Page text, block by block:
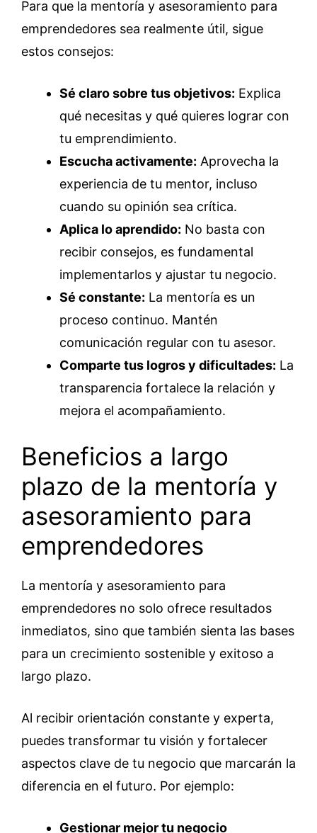
Para que la mentoría y asesoramiento para
emprendedores sea realmente útil, sigue
estos consejos:
Sé claro sobre tus objetivos: Explica
qué necesitas y qué quieres lograr con
tu emprendimiento.
Escucha activamente: Aprovecha la
experiencia de tu mentor, incluso
cuando su opinión sea crítica.
Aplica lo aprendido: No basta con
recibir consejos, es fundamental
implementarlos y ajustar tu negocio.
Sé constante: La mentoría es un
proceso continuo. Mantén
comunicación regular con tu asesor.
Comparte tus logros y dificultades: La
transparencia fortalece la relación y
mejora el acompañamiento.
Beneficios a largo
plazo de la mentoría y
asesoramiento para
emprendedores
La mentoría y asesoramiento para
emprendedores no solo ofrece resultados
inmediatos, sino que también sienta las bases
para un crecimiento sostenible y exitoso a
largo plazo.
Al recibir orientación constante y experta,
puedes transformar tu visión y fortalecer
aspectos clave de tu negocio que marcarán la
diferencia en el futuro. Por ejemplo:
Gestionar mejor tu negocio